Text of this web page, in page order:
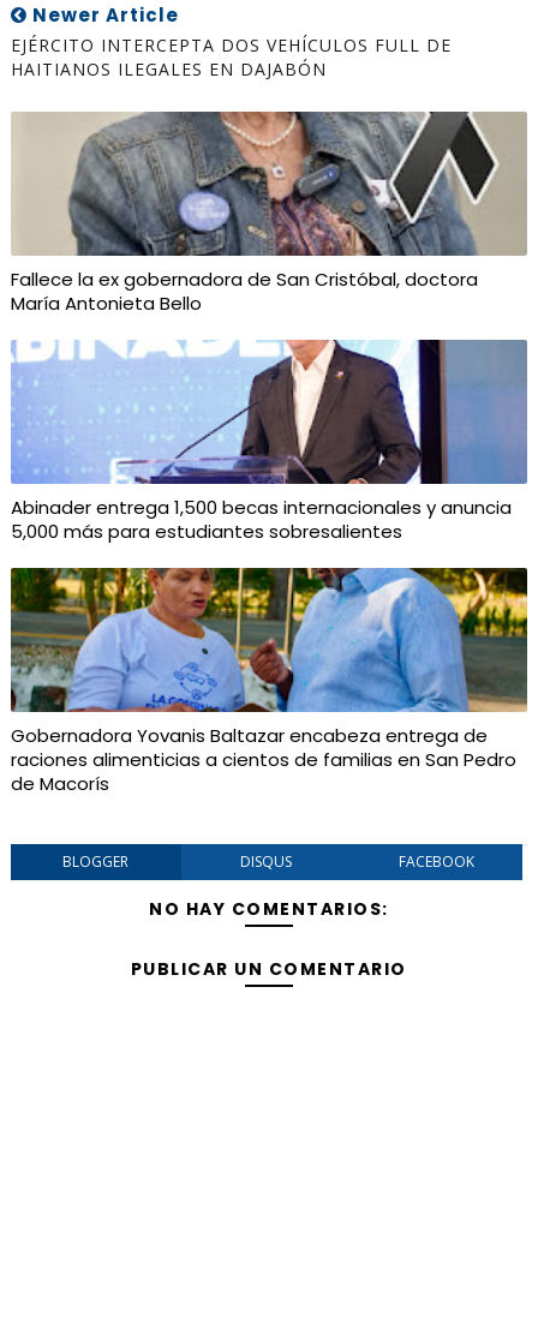
Newer Article
EJÉRCITO INTERCEPTA DOS VEHÍCULOS FULL DE
HAITIANOS ILEGALES EN DAJABÓN
Fallece la ex gobernadora de San Cristóbal, doctora
María Antonieta Bello
Abinader entrega 1,500 becas internacionales y anuncia
5,000 más para estudiantes sobresalientes
Gobernadora Yovanis Baltazar encabeza entrega de
raciones alimenticias a cientos de familias en San Pedro
de Macorís
BLOGGER DISQUS FACEBOOK
NO HAY COMENTARIOS:
PUBLICAR UN COMENTARIO